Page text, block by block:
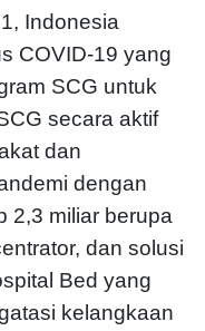
Indonesia
COVID-19 yang
SCG untuk
secara aktif
dan
dengan
2,3 miliar berupa
dan solusi
Bed yang
kelangkaan